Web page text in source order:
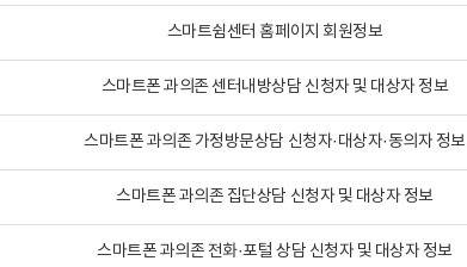
스마트쉼센터 홈페이지 회원정보
스마트폰 과의존 센터내방상담 신청자 및 대상자 정보
스마트폰 과의존 가정방문상담 신청자·대상자·동의자 정보
스마트폰 과의존 집단상담 신청자 및 대상자 정보
스마트폰 과의존 전화·포털 상담 신청자 및 대상자 정보